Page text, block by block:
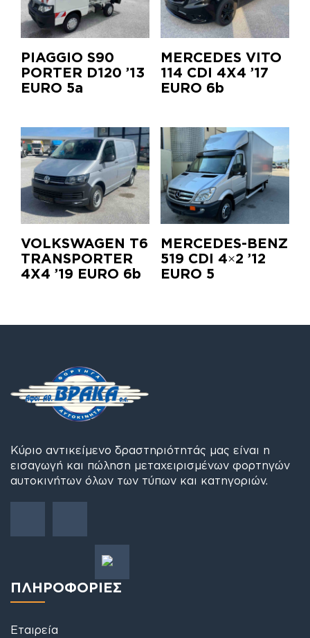
PIAGGIO S90
PORTER D120 ’13
EURO 5a
MERCEDES VITO
114 CDI 4X4 ’17
EURO 6b
VOLKSWAGEN T6
TRANSPORTER
4Χ4 ’19 EURO 6b
MERCEDES-BENZ
519 CDI 4×2 ’12
EURO 5
Κύριο αντικείμενο δραστηριότητάς μας είναι η
εισαγωγή και πώληση μεταχειρισμένων φορτηγών
αυτοκινήτων όλων των τύπων και κατηγοριών.
ΠΛΗΡΟΦΟΡΙΕΣ
Εταιρεία